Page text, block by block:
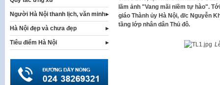
lãm ảnh "Vang mãi niềm tự hào".
giáo Thành ủy Hà Nội, đ/c Nguyễn
tầng lớp nhân dân Thủ đô.​
Người Hà Nội thanh lịch, văn minh
Hà Nội đẹp và chưa đẹp
Tiêu điểm Hà Nội